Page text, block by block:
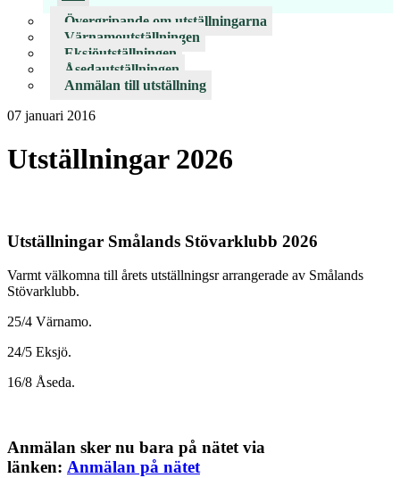
Övergripande om utställningarna
Värnamoutställningen
Eksjöutställningen
Åsedautställningen
Anmälan till utställning
07 januari 2016
Utställningar 2026
Utställningar Smålands Stövarklubb 2026
Varmt välkomna till årets utställningsr arrangerade av Smålands
Stövarklubb.
25/4 Värnamo.
24/5 Eksjö.
16/8 Åseda.
Anmälan sker nu bara på nätet via
länken: Anmälan på nätet